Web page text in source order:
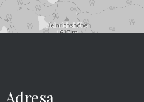
Adresa